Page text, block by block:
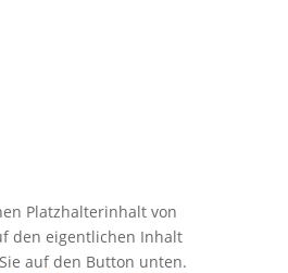
Platzhalterinhalt von
den eigentlichen Inhalt
auf den Button unten.